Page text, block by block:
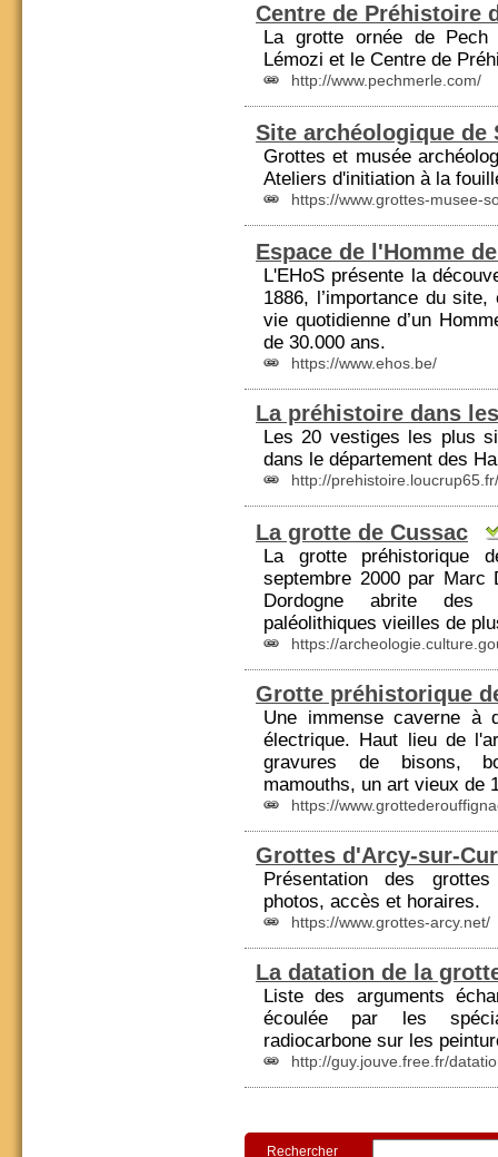
Centre de Préhistoire
La grotte ornée de Pech
Lémozi et le Centre de
http://www.pechmerle.com/
Site archéologique de
Grottes et musée
Ateliers d'initiation à la
https://www.grottes-musee-
Espace de l'Homme
L'EHoS présente la
1886, l’importance du
vie quotidienne d’un
de 30.000 ans.
https://www.ehos.be/
La préhistoire dans
Les 20 vestiges les plus
dans le département des
http://
La grotte de Cussac
La grotte préhistorique
septembre 2000 par
Dordogne abrite des
paléolithiques vieilles de
https://
Grotte préhistorique
Une immense caverne à
électrique. Haut lieu de
gravures de bisons,
mamouths, un art vieux de
https://
Grottes d'Arcy-sur-
Présentation des
photos, accès et horaires.
https://www.grottes-arcy.net/
La datation de la
Liste des arguments
écoulée par les
radiocarbone sur les
http://guy.jouve.free.fr/
Rechercher